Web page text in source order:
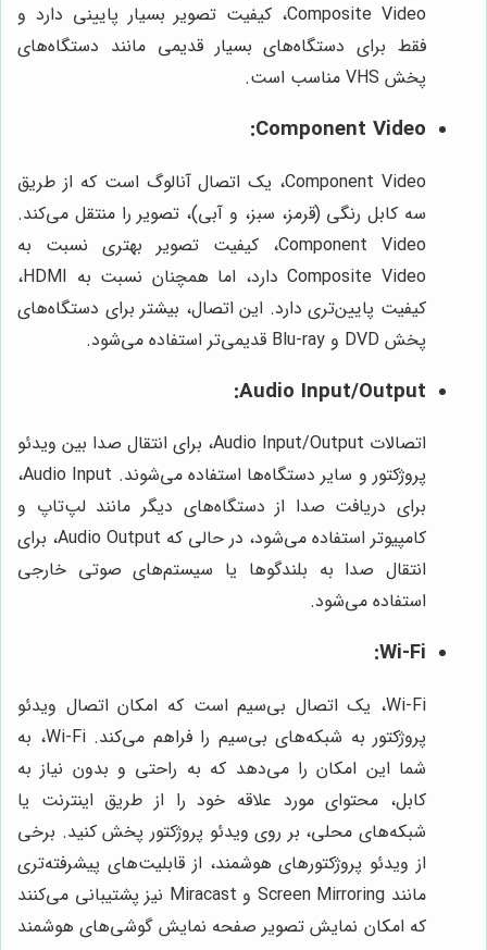
Composite Video، کیفیت تصویر بسیار پایینی دارد و
فقط برای دستگاه‌های بسیار قدیمی مانند دستگاه‌های
پخش VHS مناسب است.
Component Video:
Component Video، یک اتصال آنالوگ است که از طریق
سه کابل رنگی (قرمز، سبز، و آبی)، تصویر را منتقل می‌کند.
Component Video، کیفیت تصویر بهتری نسبت به
Composite Video دارد، اما همچنان نسبت به HDMI،
کیفیت پایین‌تری دارد. این اتصال، بیشتر برای دستگاه‌های
پخش DVD و Blu-ray قدیمی‌تر استفاده می‌شود.
Audio Input/Output:
اتصالات Audio Input/Output، برای انتقال صدا بین ویدئو
پروژکتور و سایر دستگاه‌ها استفاده می‌شوند. Audio Input،
برای دریافت صدا از دستگاه‌های دیگر مانند لپ‌تاپ و
کامپیوتر استفاده می‌شود، در حالی که Audio Output، برای
انتقال صدا به بلندگوها یا سیستم‌های صوتی خارجی
استفاده می‌شود.
Wi-Fi:
Wi-Fi، یک اتصال بی‌سیم است که امکان اتصال ویدئو
پروژکتور به شبکه‌های بی‌سیم را فراهم می‌کند. Wi-Fi، به
شما این امکان را می‌دهد که به راحتی و بدون نیاز به
کابل، محتوای مورد علاقه خود را از طریق اینترنت یا
شبکه‌های محلی، بر روی ویدئو پروژکتور پخش کنید. برخی
از ویدئو پروژکتورهای هوشمند، از قابلیت‌های پیشرفته‌تری
مانند Screen Mirroring و Miracast نیز پشتیبانی می‌کنند
که امکان نمایش تصویر صفحه نمایش گوشی‌های هوشمند